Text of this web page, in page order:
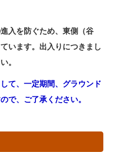
入を防ぐため、東側（谷
います。 出入りにつきまし
。
て、一定期間、グラウンド
で、ご了承ください。